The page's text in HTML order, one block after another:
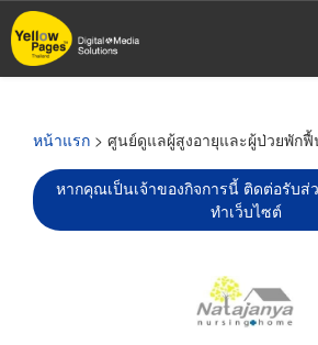
ข้าม
ไป
หน้าแรก > ศูนย์ดูแลผู้สูงอายุและผู้ป่วยพัก
หากคุณเป็นเจ้าของกิจการนี้ ติดต่อรับส่
ทำเว็บไซต์